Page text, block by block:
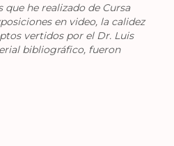
he realizado de Cursa
en video, la calidez
vertidos por el Dr. Luis
bibliográfico, fueron